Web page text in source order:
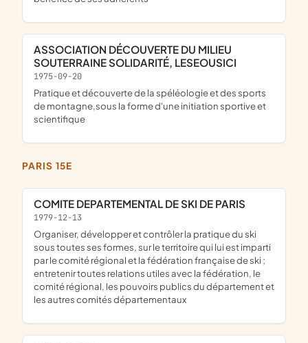
ASSOCIATION DÉCOUVERTE DU MILIEU
SOUTERRAINE SOLIDARITÉ, LESEOUSICI
1975-09-20
pratique et découverte de la spéléologie et des sports
de montagne,sous la forme d'une initiation sportive et
scientifique
PARIS 15E
COMITE DEPARTEMENTAL DE SKI DE PARIS
1979-12-13
organiser, développer et contrôler la pratique du ski
sous toutes ses formes, sur le territoire qui lui est imparti
par le comité régional et la fédération française de ski ;
entretenir toutes relations utiles avec la fédération, le
comité régional, les pouvoirs publics du département et
les autres comités départementaux